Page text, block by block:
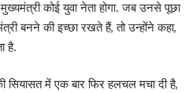
कोई युवा नेता होगा. जब उनसे पूछा
बनने की इच्छा रखते हैं, तो उन्होंने कहा,
है.
सियासत में एक बार फिर हलचल मचा दी है,